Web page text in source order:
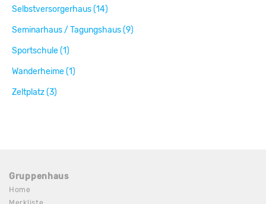
Selbstversorgerhaus (14)
Seminarhaus / Tagungshaus (9)
Sportschule (1)
Wanderheime (1)
Zeltplatz (3)
Gruppenhaus
Home